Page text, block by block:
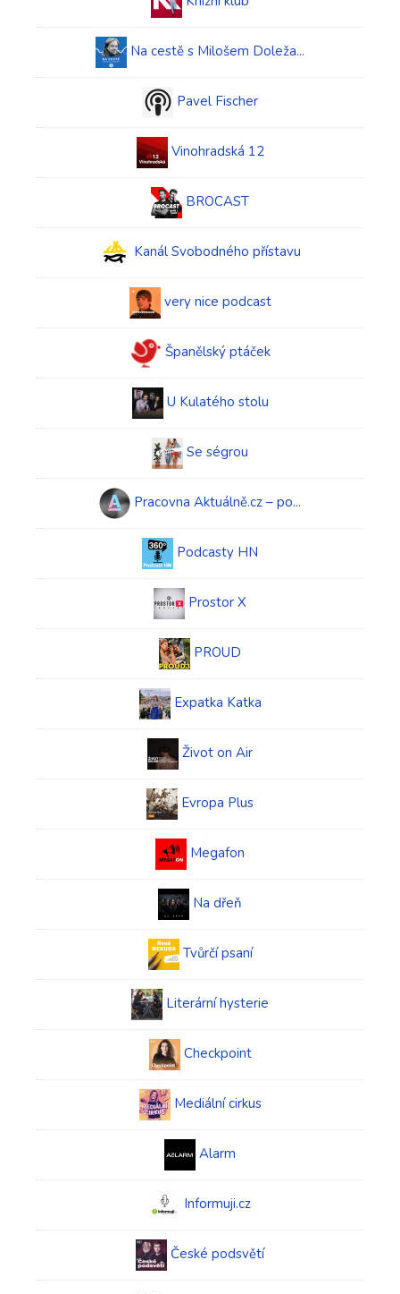
Na cestě s Milošem Doleža...
Pavel Fischer
Vinohradská 12
BROCAST
Kanál Svobodného přístavu
very nice podcast
Španělský ptáček
U Kulatého stolu
Se ségrou
Pracovna Aktuálně.cz – po...
Podcasty HN
Prostor X
PROUD
Expatka Katka
Život on Air
Evropa Plus
Megafon
Na dřeň
Tvůrčí psaní
Literární hysterie
Checkpoint
Mediální cirkus
Alarm
Informuji.cz
České podsvětí